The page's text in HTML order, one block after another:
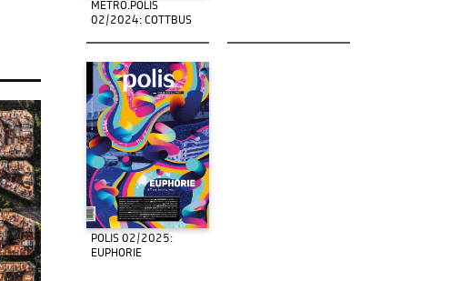
METRO.POLIS
02/2024: COTTBUS
POLIS 02/2025:
EUPHORIE